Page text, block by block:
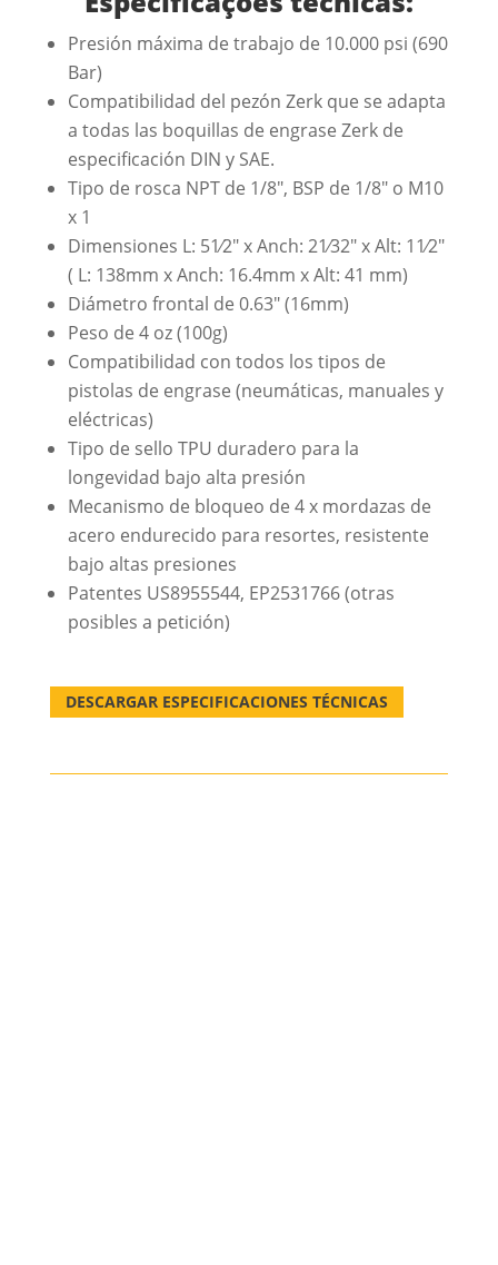
Presión máxima de trabajo de 10.000 psi (690
Bar)
Compatibilidad del pezón Zerk que se adapta
a todas las boquillas de engrase Zerk de
especificación DIN y SAE.
Tipo de rosca NPT de 1/8", BSP de 1/8" o M10
x 1
Dimensiones L: 51⁄2" x Anch: 21⁄32" x Alt: 11⁄2"
( L: 138mm x Anch: 16.4mm x Alt: 41 mm)
Diámetro frontal de 0.63" (16mm)
Peso de 4 oz (100g)
Compatibilidad con todos los tipos de
pistolas de engrase (neumáticas, manuales y
eléctricas)
Tipo de sello TPU duradero para la
longevidad bajo alta presión
Mecanismo de bloqueo de 4 x mordazas de
acero endurecido para resortes, resistente
bajo altas presiones
Patentes US8955544, EP2531766 (otras
posibles a petición)
DESCARGAR ESPECIFICACIONES TÉCNICAS